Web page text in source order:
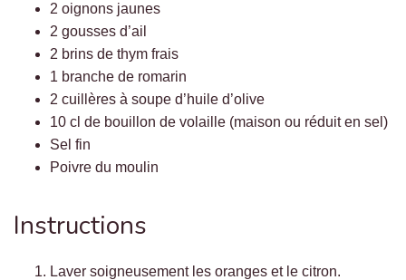
2 oignons jaunes
2 gousses d’ail
2 brins de thym frais
1 branche de romarin
2 cuillères à soupe d’huile d’olive
10 cl de bouillon de volaille (maison ou réduit en sel)
Sel fin
Poivre du moulin
Instructions
Laver soigneusement les oranges et le citron.